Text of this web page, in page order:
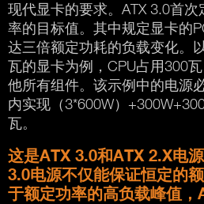
现代显卡的要求。ATX 3.0首
率的目标值。其中规定显卡的
达三倍额定功耗的负载变化。
瓦的显卡为例，CPU占用300
他所有组件。该示例中的电源
内实现（3*600W）
瓦。
这是ATX 3.0和ATX 2.X电
3.0电源不仅能保证恒定的
于额定功率的高负载峰值，